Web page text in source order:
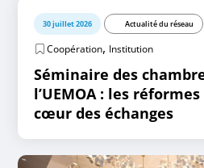
30 juillet 2026 Actualité du réseau
Coopération, Institution
Séminaire des
l’UEMOA : les
cœur des échanges